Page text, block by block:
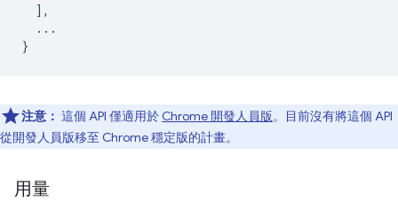
],
...
}
注意： 這個 API 僅適用於 Chrome 開發人員版。目前沒有將這個 API
從開發人員版移至 Chrome 穩定版的計畫。
用量